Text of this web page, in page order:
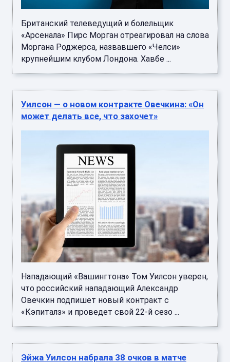
Британский телеведущий и болельщик
«Арсенала» Пирс Морган отреагировал на слова
Моргана Роджерса, назвавшего «Челси»
крупнейшим клубом Лондона. Хавбе ...
Уилсон — о новом контракте Овечкина: «Он
может делать все, что захочет»
Нападающий «Вашингтона» Том Уилсон уверен,
что российский нападающий Александр
Овечкин подпишет новый контракт с
«Кэпиталз» и проведет свой 22-й сезо ...
Эйжа Уилсон набрала 38 очков в матче
против «Вашингтона»